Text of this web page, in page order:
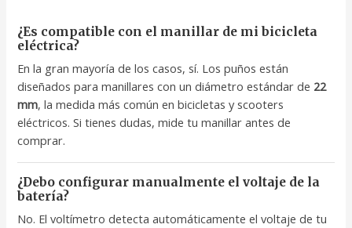
¿Es compatible con el manillar de mi bicicleta
eléctrica?
En la gran mayoría de los casos, sí. Los puños están
diseñados para manillares con un diámetro estándar de 22
mm, la medida más común en bicicletas y scooters
eléctricos. Si tienes dudas, mide tu manillar antes de
comprar.
¿Debo configurar manualmente el voltaje de la
batería?
No. El voltímetro detecta automáticamente el voltaje de tu